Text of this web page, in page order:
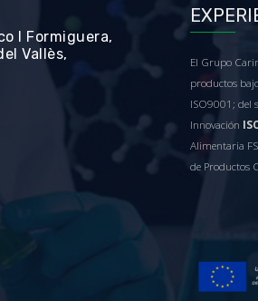
I Formiguera,
Vallès,
El Grupo
productos
ISO9001; del
Innovación
Alimentaria
de Productos